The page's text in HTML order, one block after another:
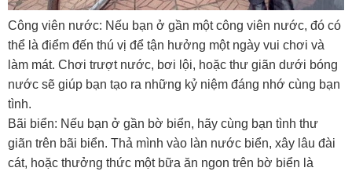
Công viên nước: Nếu bạn ở gần một công viên nước, đó có
thể là điểm đến thú vị để tận hưởng một ngày vui chơi và
làm mát. Chơi trượt nước, bơi lội, hoặc thư giãn dưới bóng
nước sẽ giúp bạn tạo ra những kỷ niệm đáng nhớ cùng bạn
tình.
Bãi biển: Nếu bạn ở gần bờ biển, hãy cùng bạn tình thư
giãn trên bãi biển. Thả mình vào làn nước biển, xây lâu đài
cát, hoặc thưởng thức một bữa ăn ngon trên bờ biển là